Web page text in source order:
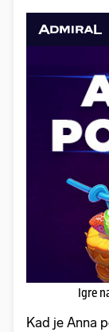
Igre
Kad je Anna